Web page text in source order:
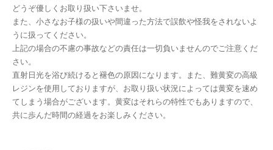
どうぞ優しくお取り扱い下さいませ。
また、小さなお子様の扱いや間違った方法で誤飲や怪我をされないよ
うに扱ってください。
上記の場合の不慮の事故などの責任は一切負いませんのでご注意くだ
さい。
直射日光を浴び続けると褪色の原因になります。また、難黄変の高級
レジンを使用しておりますが、お取り扱い状況によっては黄変を速め
てしまう場合がございます。黄変はそれらの特性でもありますので、
共に歩んだ時間の経過をお楽しみください。